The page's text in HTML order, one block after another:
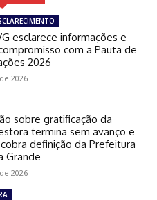
esclarece informações e
com a Pauta de
2026
2026
sobre gratificação da
termina sem avanço e
definição da Prefeitura
Grande
2026